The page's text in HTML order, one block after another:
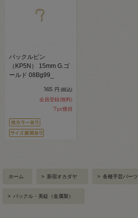
バックルピン
（KP5N） 15mm G.ゴ
ールド 08Bg99_
165 円 (税込)
会員登録(無料)
7pt獲得
ホーム > 新宿オカダヤ > 各種手芸パーツ
> バックル・美錠（金属製）